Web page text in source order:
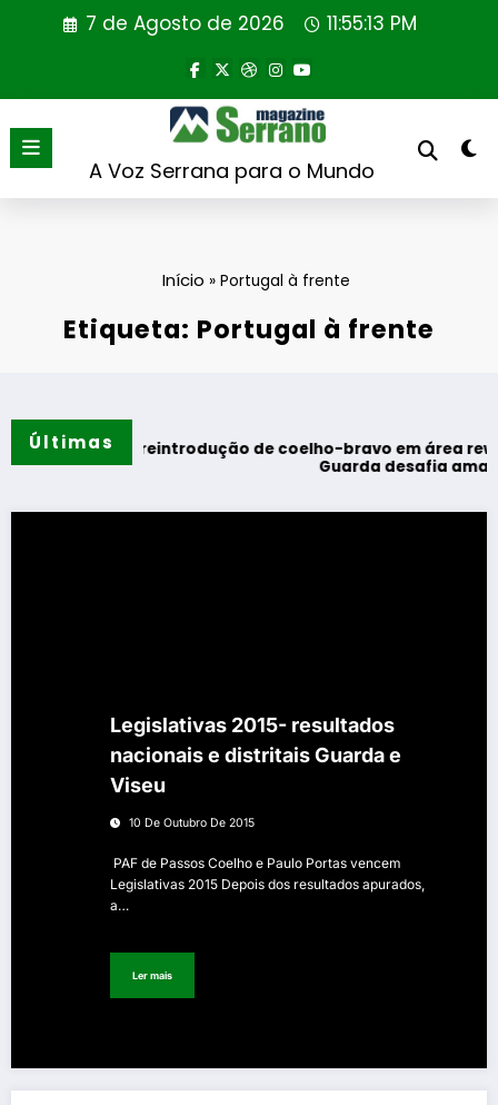
7 de Agosto de 2026 11:55:14 PM
A Voz Serrana para o Mundo
Início »Portugal à frente
Etiqueta: Portugal à frente
Últimasde coelho-bravo em área rewilding
Guarda desafia amantes do BTT na mítica
Legislativas 2015- resultados
nacionais e distritais Guarda e
Viseu
10 De Outubro De 2015
PAF de Passos Coelho e Paulo Portas vencem
Legislativas 2015 Depois dos resultados apurados,
a…
Ler mais